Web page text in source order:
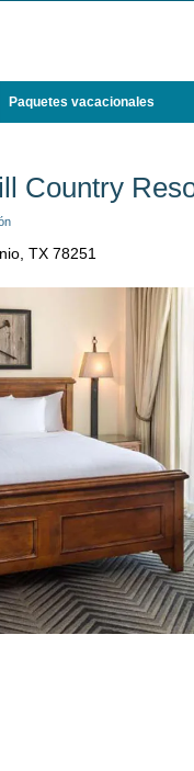
Paquetes vacacionales
Country
TX 78251